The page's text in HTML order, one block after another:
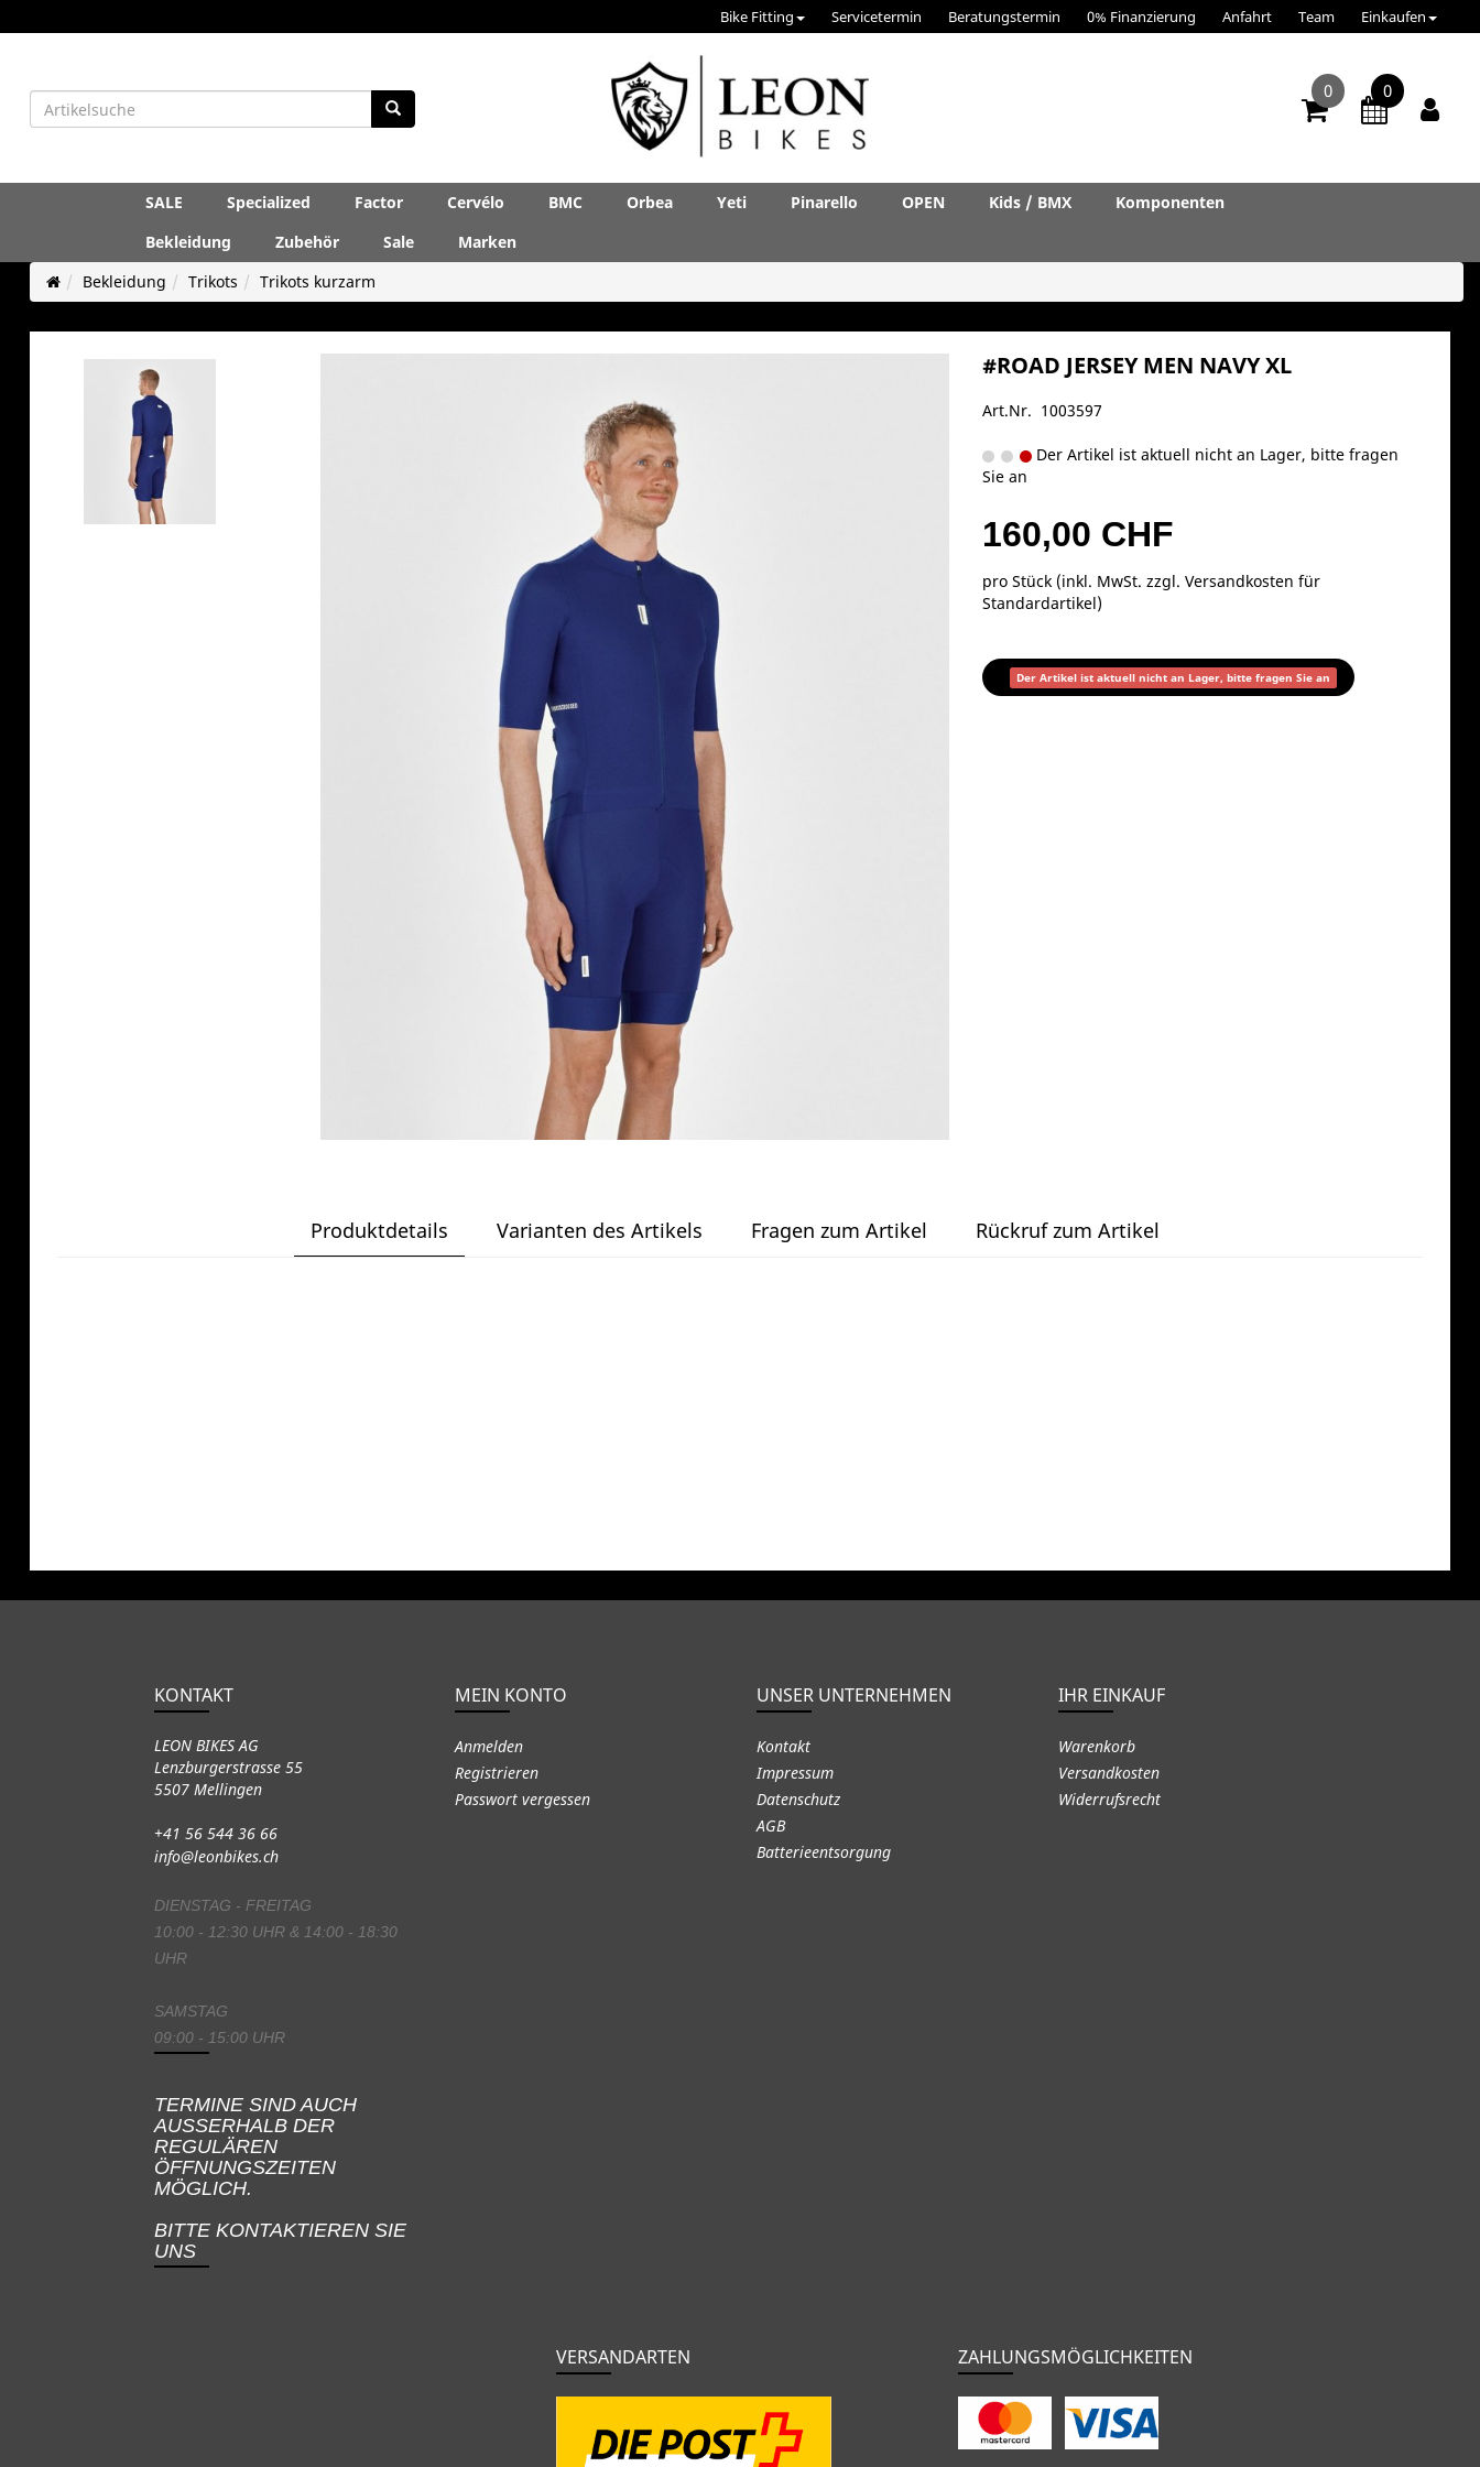
Bike Fitting Servicetermin Beratungstermin 0% Finanzierung Anfahrt Team Einkaufen
0 0
SALE Specialized Factor Cervélo BMC Orbea Yeti Pinarello OPEN Kids / BMX
Komponenten
Bekleidung
Zubehör Sale
Marken
Bekleidung
Trikots Trikots kurzarm
#ROAD JERSEY MEN NAVY XL
Art.Nr. 1003597
Der Artikel ist aktuell nicht an Lager, bitte fragen
Sie an
160,00 CHF
pro Stück (inkl. MwSt. zzgl.Versandkosten für
Standardartikel)
Der Artikel ist aktuell nicht an Lager, bitte fragen Sie an
Produktdetails Varianten des Artikels Fragen zum Artikel Rückruf zum Artikel
KONTAKT
LEON BIKES AG
Lenzburgerstrasse 55
5507 Mellingen
+41 56 544 36 66
info@leonbikes.ch
DIENSTAG - FREITAG
10:00 - 12:30 UHR & 14:00 - 18:30
UHR
SAMSTAG
09:00 - 15:00 UHR
TERMINE SIND AUCH
AUSSERHALB DER
REGULÄREN
ÖFFNUNGSZEITEN
MÖGLICH.
BITTE KONTAKTIEREN SIE
UNS
MEIN KONTO
Anmelden
Registrieren
Passwort vergessen
UNSER UNTERNEHMEN
Kontakt
Impressum
Datenschutz
AGB
Batterieentsorgung
IHR EINKAUF
Warenkorb
Versandkosten
Widerrufsrecht
VERSANDARTEN ZAHLUNGSMÖGLICHKEITEN